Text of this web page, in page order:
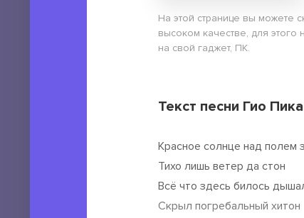
На этой странице вы можете
высоком качестве, для
на свой гаджет, ПК.
Текст песни Гио
Красное солнце над полем
Тихо лишь ветер да стон
Всё что здесь билось
Скрыл погребальный хитон